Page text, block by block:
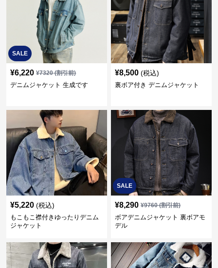
SALE
¥6,220 ¥7320(割引前)
デニムジャケット 生成です
¥8,500 (税込)
裏ボア付き デニムジャケット
¥5,220 (税込)
もこもこ襟付きゆったりデニム
ジャケット
SALE
¥8,290 ¥9760(割引前)
ボアデニムジャケット 裏ボアモ
デル